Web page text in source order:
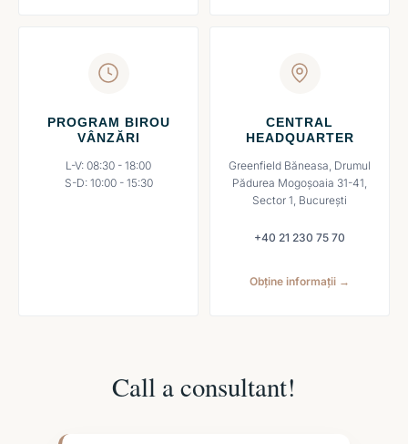
PROGRAM BIROU
VÂNZĂRI
L-V: 08:30 - 18:00
S-D: 10:00 - 15:30
CENTRAL
HEADQUARTER
Greenfield Băneasa, Drumul
Pădurea Mogoșoaia 31-41,
Sector 1, București
+40 21 230 75 70
Obține informații →
Call a consultant!